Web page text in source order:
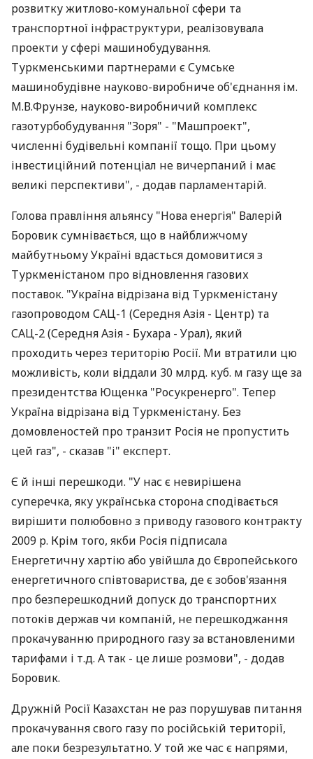
розвитку житлово-комунальної сфери та
транспортної інфраструктури, реалізовувала
проекти у сфері машинобудування.
Туркменськими партнерами є Сумське
машинобудівне науково-виробниче об'єднання ім.
М.В.Фрунзе, науково-виробничий комплекс
газотурбобудування "Зоря" - "Машпроект",
численні будівельні компанії тощо. При цьому
інвестиційний потенціал не вичерпаний і має
великі перспективи", - додав парламентарій.
Голова правління альянсу "Нова енергія" Валерій
Боровик сумнівається, що в найближчому
майбутньому Україні вдасться домовитися з
Туркменістаном про відновлення газових
поставок. "Україна відрізана від Туркменістану
газопроводом САЦ-1 (Середня Азія - Центр) та
САЦ-2 (Середня Азія - Бухара - Урал), який
проходить через територію Росії. Ми втратили цю
можливість, коли віддали 30 млрд. куб. м газу ще за
президентства Ющенка "Росукренерго". Тепер
Україна відрізана від Туркменістану. Без
домовленостей про транзит Росія не пропустить
цей газ", - сказав "i" експерт.
Є й інші перешкоди. "У нас є невирішена
суперечка, яку українська сторона сподівається
вирішити полюбовно з приводу газового контракту
2009 р. Крім того, якби Росія підписала
Енергетичну хартію або увійшла до Європейського
енергетичного співтовариства, де є зобов'язання
про безперешкодний допуск до транспортних
потоків держав чи компаній, не перешкоджання
прокачуванню природного газу за встановленими
тарифами і т.д. А так - це лише розмови", - додав
Боровик.
Дружній Росії Казахстан не раз порушував питання
прокачування свого газу по російській території,
але поки безрезультатно. У той же час є напрями,